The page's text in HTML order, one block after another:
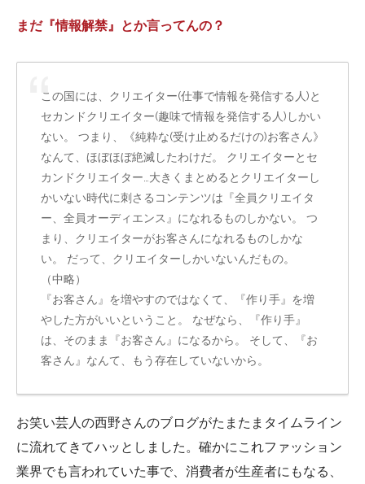
まだ『情報解禁』とか言ってんの？
この国には、クリエイター(仕事で情報を発信する人)と
セカンドクリエイター(趣味で情報を発信する人)しかい
ない。 つまり、《純粋な(受け止めるだけの)お客さん》
なんて、ほぼほぼ絶滅したわけだ。 クリエイターとセ
カンドクリエイター…大きくまとめるとクリエイターし
かいない時代に刺さるコンテンツは『全員クリエイタ
ー、全員オーディエンス』になれるものしかない。 つ
まり、クリエイターがお客さんになれるものしかな
い。 だって、クリエイターしかいないんだもの。
（中略）
『お客さん』を増やすのではなくて、『作り手』を増
やした方がいいということ。 なぜなら、『作り手』
は、そのまま『お客さん』になるから。 そして、『お
客さん』なんて、もう存在していないから。
お笑い芸人の西野さんのブログがたまたまタイムライン
に流れてきてハッとしました。確かにこれファッション
業界でも言われていた事で、消費者が生産者にもなる、